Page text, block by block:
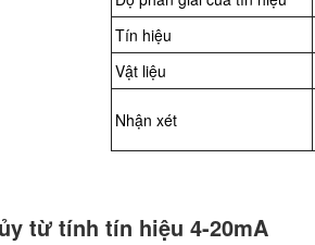
Tín hiệu
Vật liệu
Nhận xét
từ tính tín hiệu 4-20mA